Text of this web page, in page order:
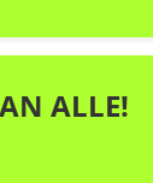
ALLE!